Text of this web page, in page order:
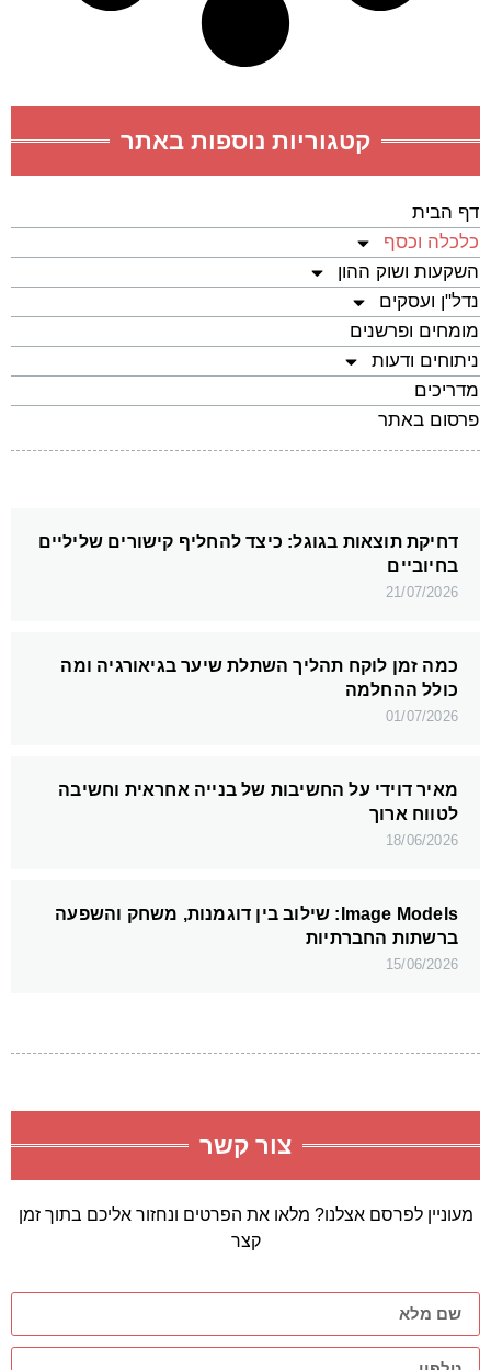
קטגוריות נוספות באתר
דף הבית
כלכלה וכסף
השקעות ושוק ההון
נדל"ן ועסקים
מומחים ופרשנים
ניתוחים ודעות
מדריכים
פרסום באתר
דחיקת תוצאות בגוגל: כיצד להחליף קישורים שליליים
בחיוביים
21/07/2026
כמה זמן לוקח תהליך השתלת שיער בגיאורגיה ומה
כולל ההחלמה
01/07/2026
מאיר דוידי על החשיבות של בנייה אחראית וחשיבה
לטווח ארוך
18/06/2026
Image Models: שילוב בין דוגמנות, משחק והשפעה
ברשתות החברתיות
15/06/2026
צור קשר
מעוניין לפרסם אצלנו? מלאו את הפרטים ונחזור אליכם בתוך זמן
קצר